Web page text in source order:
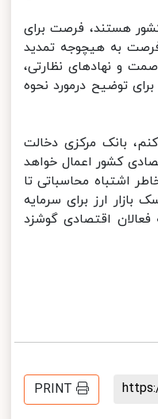
هستند، فرصت برای
می یابد. این فرصت به هیچوجه تمدید
و نهادهای نظارتی،
توضیح درمورد نحوه
بانک مرکزی دخالت
کشور اعمال خواهد
برخی به خاطر اشتباه محاسباتی تا
ریسک بازار ارز برای سرمایه
اقتصادی گوشزد
PRINT